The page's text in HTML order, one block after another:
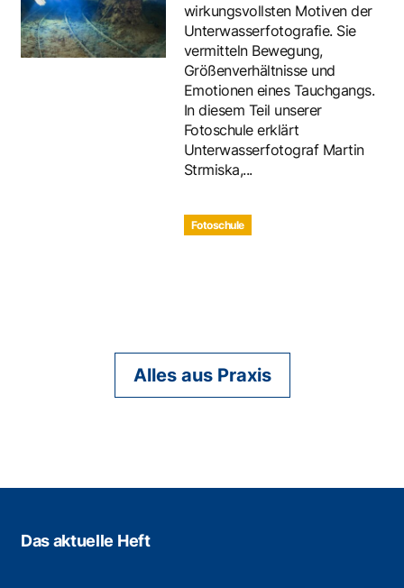
wirkungsvollsten Motiven der
Unterwasserfotografie. Sie
vermitteln Bewegung,
Größenverhältnisse und
Emotionen eines Tauchgangs.
In diesem Teil unserer
Fotoschule erklärt
Unterwasserfotograf Martin
Strmiska,...
Fotoschule
Alles aus Praxis
Das aktuelle Heft